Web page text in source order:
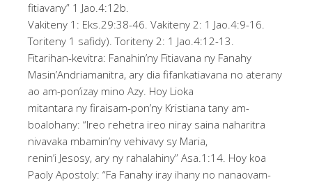
fitiavany” 1 Jao.4:12b.
Vakiteny 1: Eks.29:38-46. Vakiteny 2: 1 Jao.4:9-16.
Toriteny 1 safidy). Toriteny 2: 1 Jao.4:12-13.
Fitarihan-kevitra: Fanahin’ny Fitiavana ny Fanahy
Masin’Andriamanitra, ary dia fifankatiavana no aterany
ao am-pon’izay mino Azy. Hoy Lioka
mitantara ny firaisam-pon’ny Kristiana tany am-
boalohany: “Ireo rehetra ireo niray saina naharitra
nivavaka mbamin’ny vehivavy sy Maria,
renin’i Jesosy, ary ny rahalahiny” Asa.1:14. Hoy koa
Paoly Apostoly: “Fa Fanahy iray ihany no nanaovam-